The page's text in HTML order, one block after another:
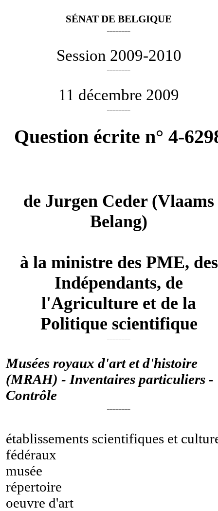
SÉNAT DE BELGIQUE
Session 2009-2010
11 décembre 2009
Question écrite n° 4-
de Jurgen Ceder(Vlaams
Belang)
à la ministre des PME, des
Indépendants, de
l'Agriculture et de la
Politique scientifique
Musées royaux d'art et d'histoire
(MRAH) - Inventaires particuliers -
Contrôle
établissements scientifiques et
fédéraux
musée
répertoire
oeuvre d'art